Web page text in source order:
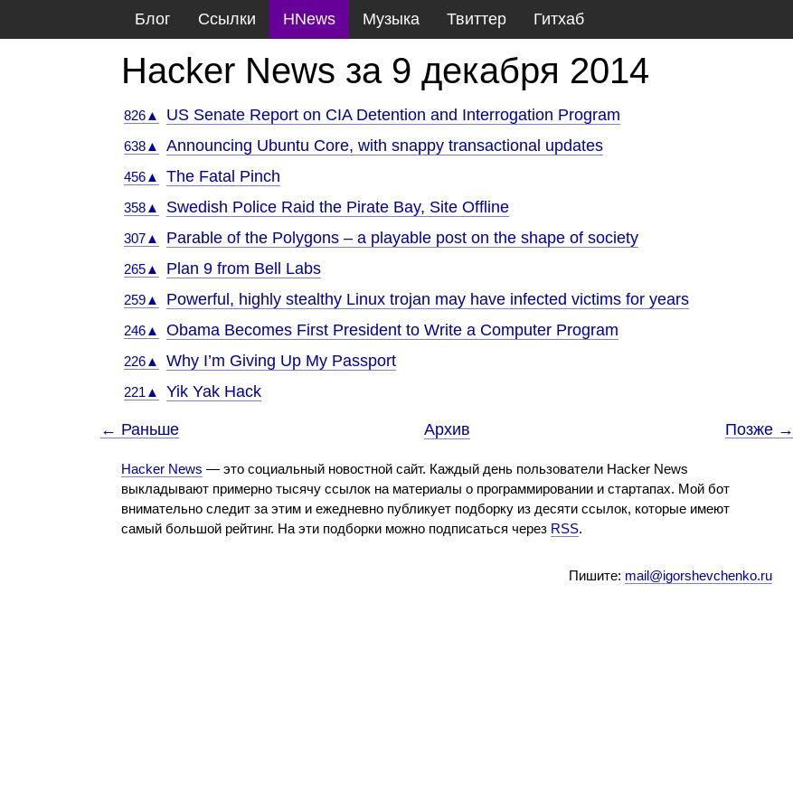
Блог Ссылки HNews Музыка Твиттер Гитхаб
Hacker News за 9 декабря 2014
826▲ US Senate Report on CIA Detention and Interrogation Program
638▲ Announcing Ubuntu Core, with snappy transactional updates
456▲ The Fatal Pinch
358▲ Swedish Police Raid the Pirate Bay, Site Offline
307▲ Parable of the Polygons – a playable post on the shape of society
265▲ Plan 9 from Bell Labs
259▲ Powerful, highly stealthy Linux trojan may have infected victims for years
246▲ Obama Becomes First President to Write a Computer Program
226▲ Why I’m Giving Up My Passport
221▲ Yik Yak Hack
← Раньше Архив Позже →
Hacker News — это социальный новостной сайт. Каждый день пользователи Hacker News
выкладывают примерно тысячу ссылок на материалы о программировании и стартапах. Мой бот
внимательно следит за этим и ежедневно публикует подборку из десяти ссылок, которые имеют
самый большой рейтинг. На эти подборки можно подписаться через RSS.
Пишите: mail@igorshevchenko.ru